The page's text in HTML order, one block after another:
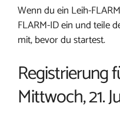
Wenn du ein Leih-
FLARM-ID ein und teile
mit, bevor du startest.
Registrierung
Mittwoch, 21.